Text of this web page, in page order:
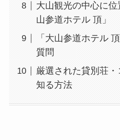
大山観光の中心に
山参道ホテル 頂」
「大山参道ホテル
質問
厳選された貸別荘
知る方法